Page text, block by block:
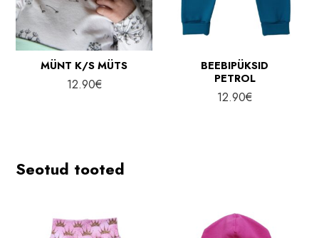
MÜNT K/S MÜTS
12.90€
BEEBIPÜKSID
PETROL
12.90€
Seotud tooted